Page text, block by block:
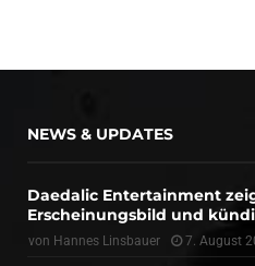
NEWS & UPDATES
Daedalic Entertainment
Erscheinungsbild und
von Hannes Linsbauer 7. August